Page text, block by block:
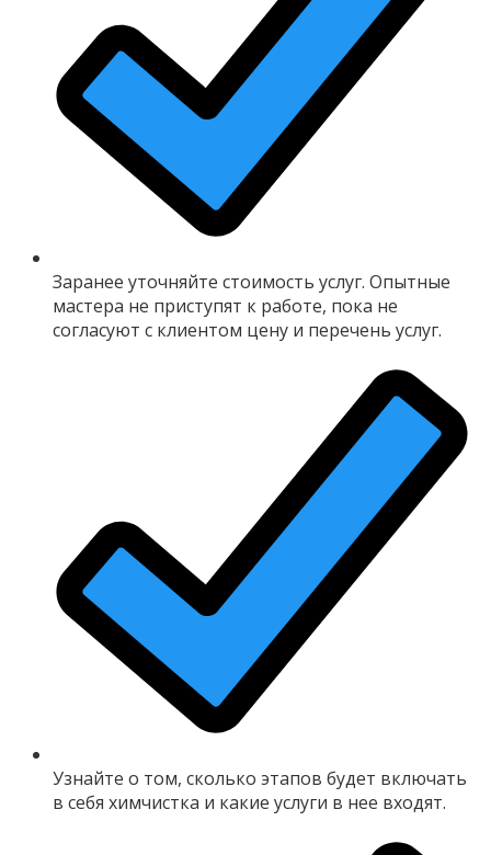
Заранее уточняйте стоимость услуг. Опытные
мастера не приступят к работе, пока не
согласуют с клиентом цену и перечень услуг.
Узнайте о том, сколько этапов будет включать
в себя химчистка и какие услуги в нее входят.